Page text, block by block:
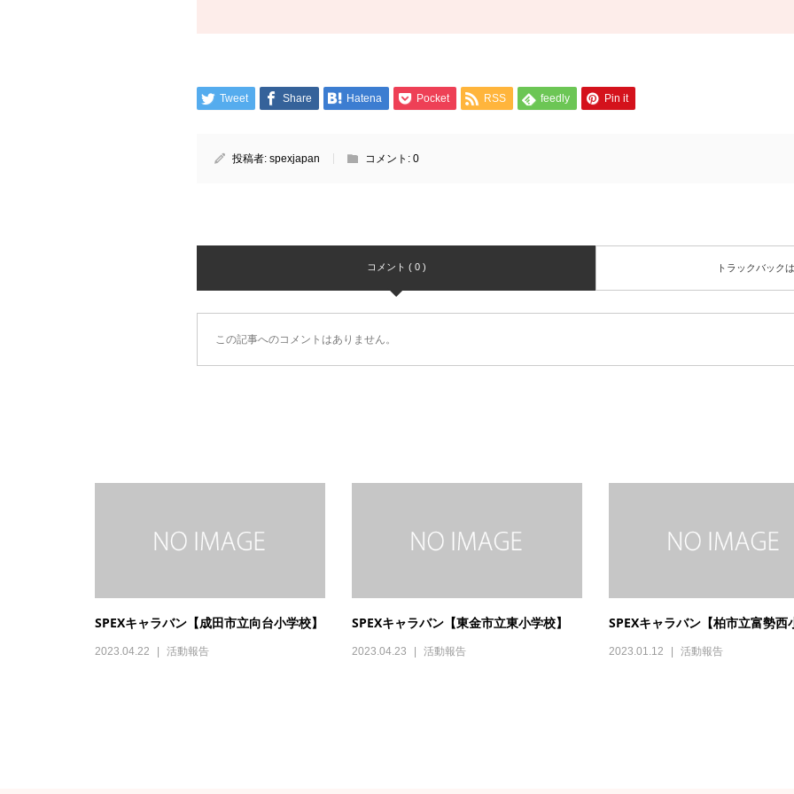
Tweet Share Hatena Pocket RSS feedly Pin it
投稿者: spexjapan コメント: 0
コメント ( 0 ) トラックバック
この記事へのコメントはありません。
SPEXキャラバン【成田市立向台小学校】
2023.04.22 活動報告
SPEXキャラバン【東金市立東小学校】
2023.04.23 活動報告
SPEXキャラバン【柏市立富勢西
2023.01.12 活動報告